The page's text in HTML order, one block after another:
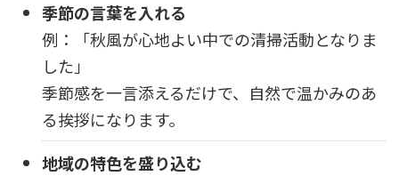
季節の言葉を入れる
例：「秋風が心地よい中での清掃活動となりま
した」
季節感を一言添えるだけで、自然で温かみのあ
る挨拶になります。
地域の特色を盛り込む